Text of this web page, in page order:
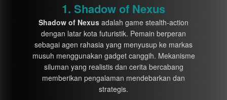
1. Shadow of Nexus
Shadow of Nexus adalah game stealth-action
dengan latar kota futuristik. Pemain berperan
sebagai agen rahasia yang menyusup ke markas
musuh menggunakan gadget canggih. Mekanisme
siluman yang realistis dan cerita bercabang
memberikan pengalaman mendebarkan dan
strategis.